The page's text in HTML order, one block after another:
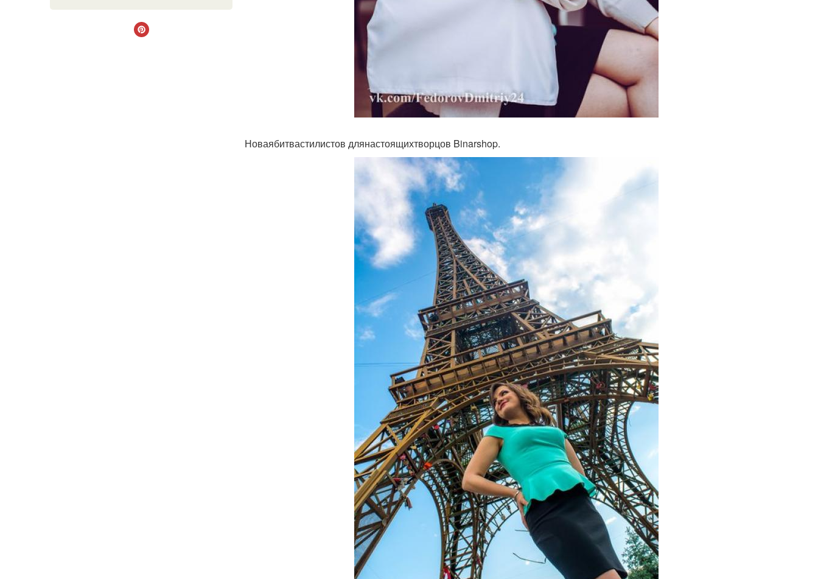
Новаябитвастилистов длянастоящихтворцов Binarshop.